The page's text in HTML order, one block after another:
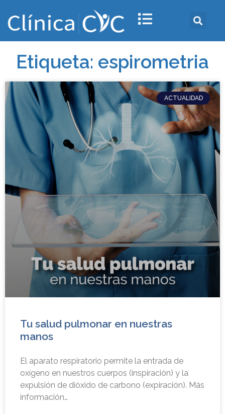
Etiqueta: espirometria
ACTUALIDAD
Tu salud pulmonar en nuestras
manos
El aparato respiratorio permite la entrada de
oxígeno en nuestros cuerpos (inspiración) y la
expulsión de dióxido de carbono (expiración). Más
información…